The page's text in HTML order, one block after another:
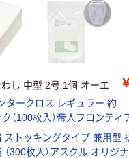
し 中型 2号 1個 オーエ
タークロス レギュラー 約
（100枚入）帝人フロンティ
ストッキングタイプ 兼用型
300枚入）アスクル オリジ